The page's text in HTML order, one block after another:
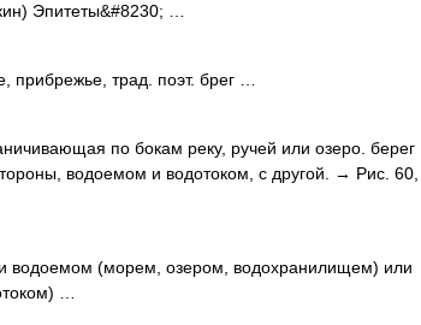
Эпитеты&#8230; …
трад. поэт. брег …
по бокам реку, ручей или озеро. берег
водоемом и водотоком, с другой. → Рис. 60,
водоемом (морем, озером, водохранилищем) или
…